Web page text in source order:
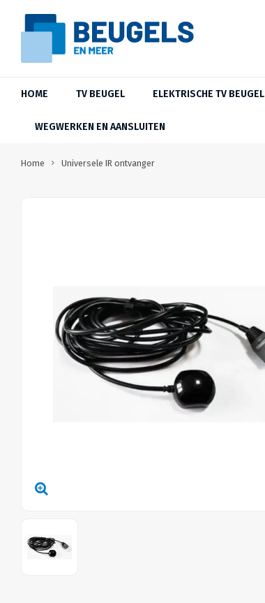
HOME TV BEUGEL ELEKTRISCHE TV BEUGEL
WEGWERKEN EN AANSLUITEN
Home Universele IR ontvanger